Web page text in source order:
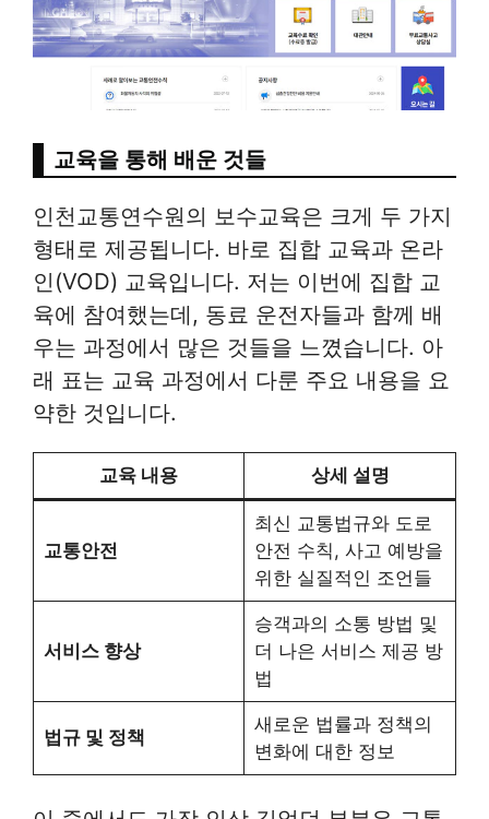
교육을 통해 배운 것들
인천교통연수원의 보수교육은 크게 두 가지
형태로 제공됩니다. 바로 집합 교육과 온라
인(VOD) 교육입니다. 저는 이번에 집합 교
육에 참여했는데, 동료 운전자들과 함께 배
우는 과정에서 많은 것들을 느꼈습니다. 아
래 표는 교육 과정에서 다룬 주요 내용을 요
약한 것입니다.
교육 내용 상세 설명
교통안전
최신 교통법규와 도로
안전 수칙, 사고 예방을
위한 실질적인 조언들
서비스 향상
승객과의 소통 방법 및
더 나은 서비스 제공 방
법
법규 및 정책
새로운 법률과 정책의
변화에 대한 정보